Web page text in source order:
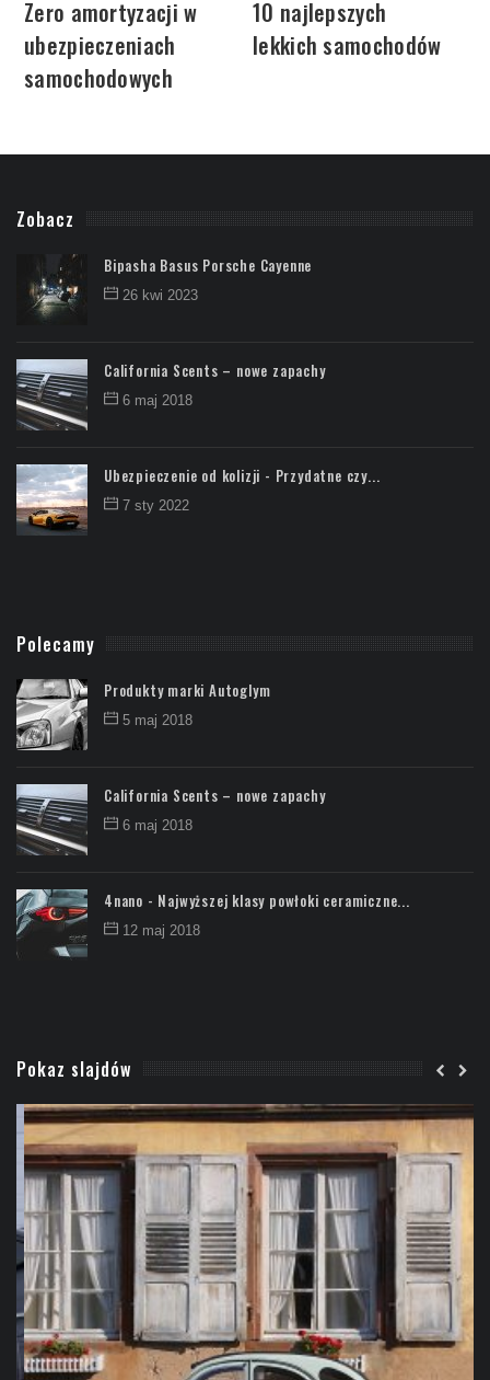
Zero amortyzacji w
ubezpieczeniach
samochodowych
10 najlepszych
lekkich samochodów
Zobacz
Bipasha Basus Porsche Cayenne
26 kwi 2023
California Scents – nowe zapachy
6 maj 2018
Ubezpieczenie od kolizji - Przydatne czy...
7 sty 2022
Polecamy
Produkty marki Autoglym
5 maj 2018
California Scents – nowe zapachy
6 maj 2018
4nano - Najwyższej klasy powłoki ceramiczne...
12 maj 2018
Pokaz slajdów